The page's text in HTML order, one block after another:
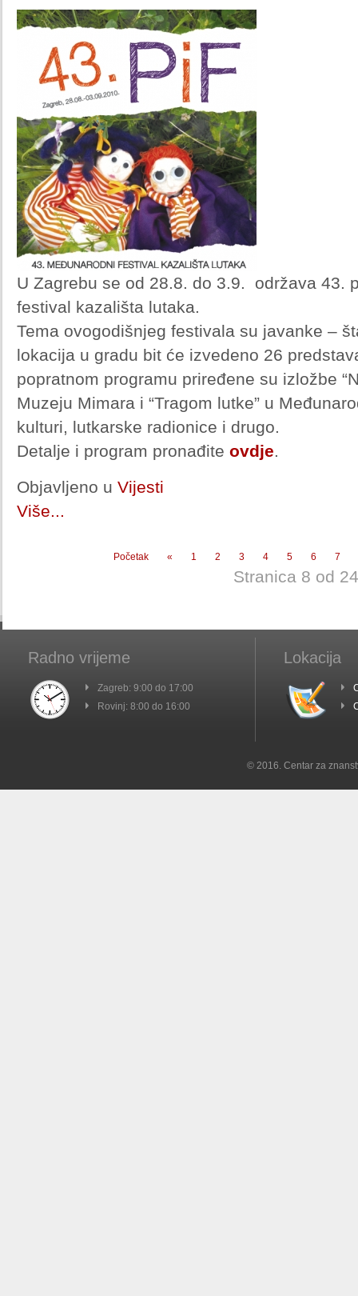
U Zagrebu se od 28.8. do 3.9. održava 43.
festival kazališta lutaka.
Tema ovogodišnjeg festivala su javanke –
lokacija u gradu bit će izvedeno 26
popratnom programu priređene su izložbe
Muzeju Mimara i “Tragom lutke” u
kulturi, lutkarske radionice i drugo.
Detalje i program pronađite ovdje.
Objavljeno u Vijesti
Više...
Početak « 1 2 3 4 5 6 7
Stranica 8 od 24
Radno vrijeme
Zagreb: 9:00 do 17:00
Rovinj: 8:00 do 16:00
Lokacija
© 2016. Centar za